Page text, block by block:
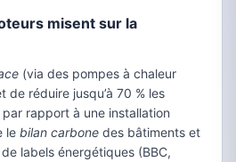
misent sur la
(via des pompes à chaleur
réduire jusqu’à 70 % les
rapport à une installation
le bilan carbone des bâtiments et
labels énergétiques (BBC,